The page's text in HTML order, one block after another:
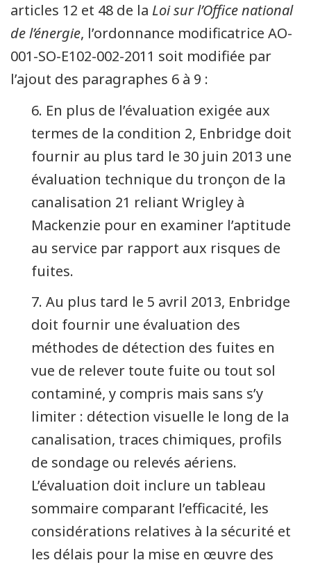
articles 12 et 48 de la Loi sur l’Office national
de l’énergie, l’ordonnance modificatrice AO-
001-SO-E102-002-2011 soit modifiée par
l’ajout des paragraphes 6 à 9 :
6. En plus de l’évaluation exigée aux
termes de la condition 2, Enbridge doit
fournir au plus tard le 30 juin 2013 une
évaluation technique du tronçon de la
canalisation 21 reliant Wrigley à
Mackenzie pour en examiner l’aptitude
au service par rapport aux risques de
fuites.
7. Au plus tard le 5 avril 2013, Enbridge
doit fournir une évaluation des
méthodes de détection des fuites en
vue de relever toute fuite ou tout sol
contaminé, y compris mais sans s’y
limiter : détection visuelle le long de la
canalisation, traces chimiques, profils
de sondage ou relevés aériens.
L’évaluation doit inclure un tableau
sommaire comparant l’efficacité, les
considérations relatives à la sécurité et
les délais pour la mise en œuvre des